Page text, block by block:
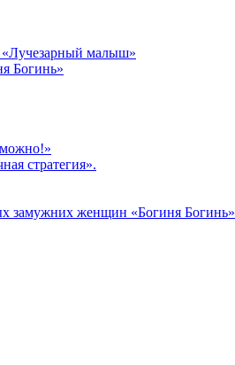
«Лучезарный малыш»
Богинь»
стратегия».
замужних женщин «Богиня Богинь»